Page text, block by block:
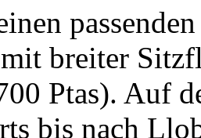
breiter
Ptas). Auf
bis nach